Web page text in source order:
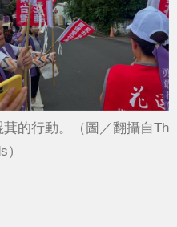
的行動。（圖／翻攝自Th